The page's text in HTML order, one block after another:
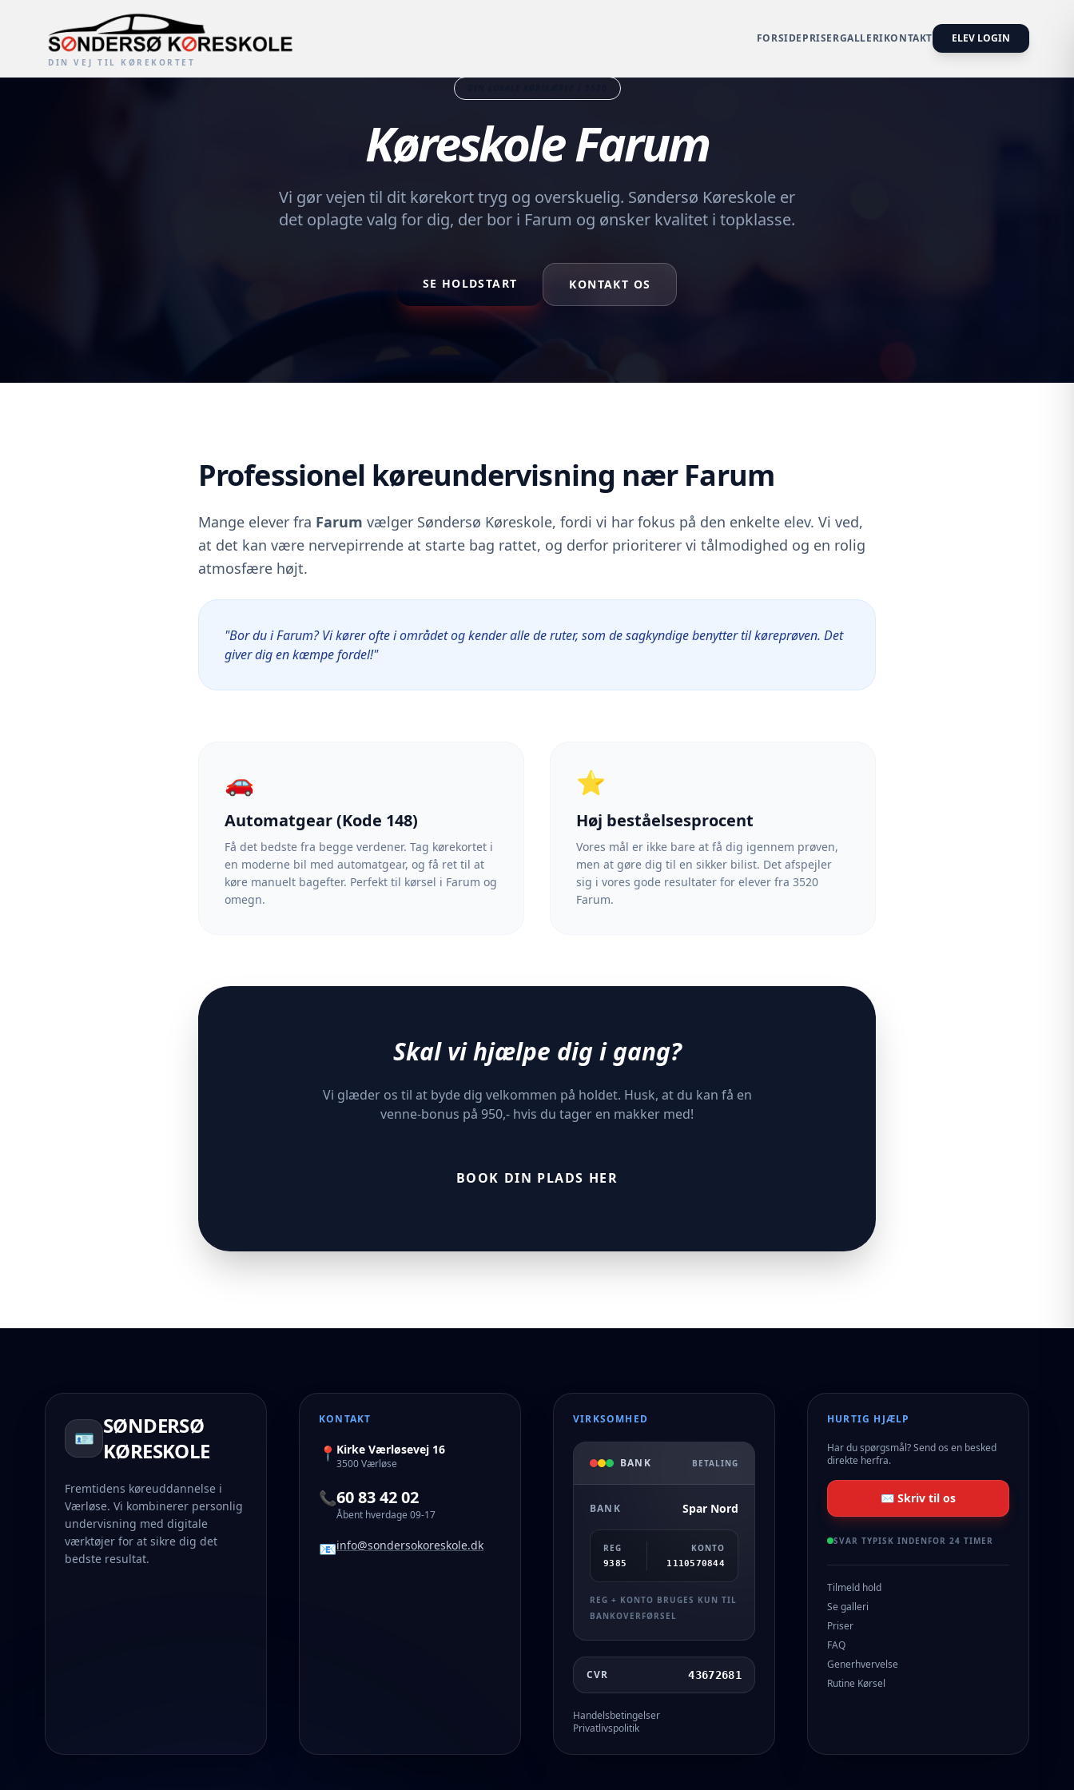
DIN VEJ TIL KØREKORTET
FORSIDEPRISERGALLERIKONTAKT ELEV LOGIN
KøreskoleFarum
Vi gør vejen til dit kørekort tryg og overskuelig. Søndersø Køreskole er
det oplagte valg for dig, der bor i Farum og ønsker kvalitet i topklasse.
SE HOLDSTART KONTAKT OS
Professionel køreundervisning nær Farum
Mange elever fra Farum vælger Søndersø Køreskole, fordi vi har fokus på den enkelte elev. Vi ved,
at det kan være nervepirrende at starte bag rattet, og derfor prioriterer vi tålmodighed og en rolig
atmosfære højt.
"Bor du i Farum? Vi kører ofte i området og kender alle de ruter, som de sagkyndige benytter til køreprøven. Det
giver dig en kæmpe fordel!"
🚗
Automatgear (Kode 148)
Få det bedste fra begge verdener. Tag kørekortet i
en moderne bil med automatgear, og få ret til at
køre manuelt bagefter. Perfekt til kørsel i Farum og
omegn.
⭐
Høj beståelsesprocent
Vores mål er ikke bare at få dig igennem prøven,
men at gøre dig til en sikker bilist. Det afspejler
sig i vores gode resultater for elever fra 3520
Farum.
Skal vi hjælpe dig i gang?
Vi glæder os til at byde dig velkommen på holdet. Husk, at du kan få en
venne-bonus på 950,- hvis du tager en makker med!
BOOK DIN PLADS HER
🪪 SØNDERSØ
KØRESKOLE
Fremtidens køreuddannelse i
Værløse. Vi kombinerer personlig
undervisning med digitale
værktøjer for at sikre dig det
bedste resultat.
KONTAKT
📍 Kirke Værløsevej 16
3500 Værløse
📞60 83 42 02
Åbent hverdage 09-17
📧info@sondersokoreskole.dk
VIRKSOMHED
BANK BETALING
BANK Spar Nord
REG
9385
KONTO
1110570844
REG + KONTO BRUGES KUN TIL
BANKOVERFØRSEL
CVR 43672681
Handelsbetingelser
Privatlivspolitik
HURTIG HJÆLP
Har du spørgsmål? Send os en besked
direkte herfra.
✉️ Skriv til os
SVAR TYPISK INDENFOR 24 TIMER
Tilmeld hold
Se galleri
Priser
FAQ
Generhvervelse
Rutine Kørsel